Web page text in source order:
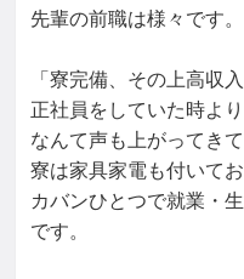
先輩の前職は様々です。
「寮完備、その上高収
正社員をしていた時よ
なんて声も上がってきて
寮は家具家電も付いてお
カバンひとつで就業・
です。